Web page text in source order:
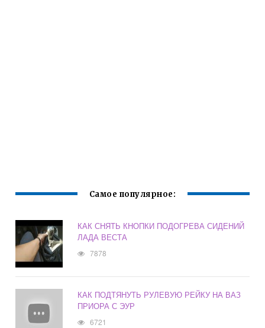
Самое популярное:
КАК СНЯТЬ КНОПКИ ПОДОГРЕВА СИДЕНИЙ
ЛАДА ВЕСТА
7878
КАК ПОДТЯНУТЬ РУЛЕВУЮ РЕЙКУ НА ВАЗ
ПРИОРА С ЭУР
6721